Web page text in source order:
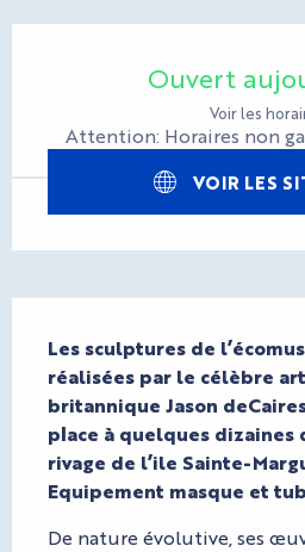
Ouvert
Voir les
Attention: Horaires non
VOIR LES
Description
Les sculptures de
réalisées par le célèbre
britannique Jason
place à quelques dizaines
rivage de l’ile Sainte-
Equipement masque et
De nature évolutive, ses